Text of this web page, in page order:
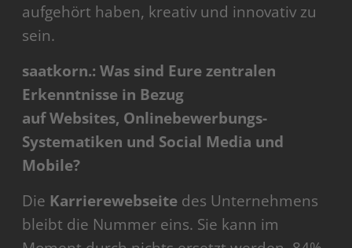
aufgehört haben, kreativ und innovativ zu
sein.
saatkorn.: Was sind Eure zentralen
Erkenntnisse in Bezug
auf Websites, Onlinebewerbungs-
Systematiken und Social Media und
Mobile?
Die Karrierewebseite des Unternehmens
bleibt die Nummer eins. Sie kann im